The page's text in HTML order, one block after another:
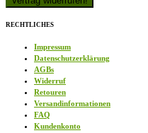
RECHTLICHES
Impressum
Datenschutzerklärung
AGBs
Widerruf
Retouren
Versandinformationen
FAQ
Kundenkonto